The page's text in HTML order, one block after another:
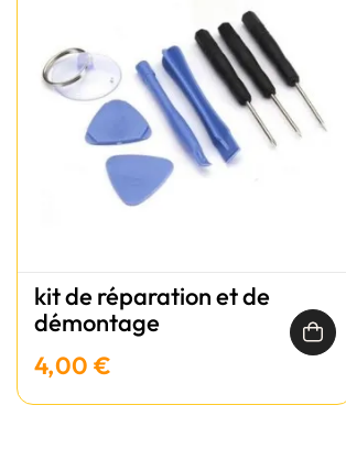
kit de réparation et de
démontage
4,00 €